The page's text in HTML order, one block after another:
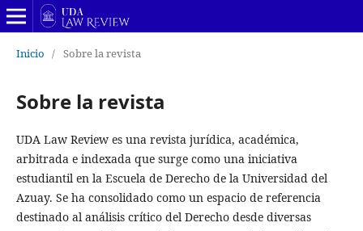
Inicio / Sobre la revista
Sobre la revista
UDA Law Review es una revista jurídica, académica,
arbitrada e indexada que surge como una iniciativa
estudiantil en la Escuela de Derecho de la Universidad del
Azuay. Se ha consolidado como un espacio de referencia
destinado al análisis crítico del Derecho desde diversas